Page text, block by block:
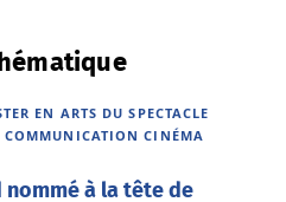
EN ARTS DU SPECTACLE
COMMUNICATION CINÉMA
nommé à la tête de